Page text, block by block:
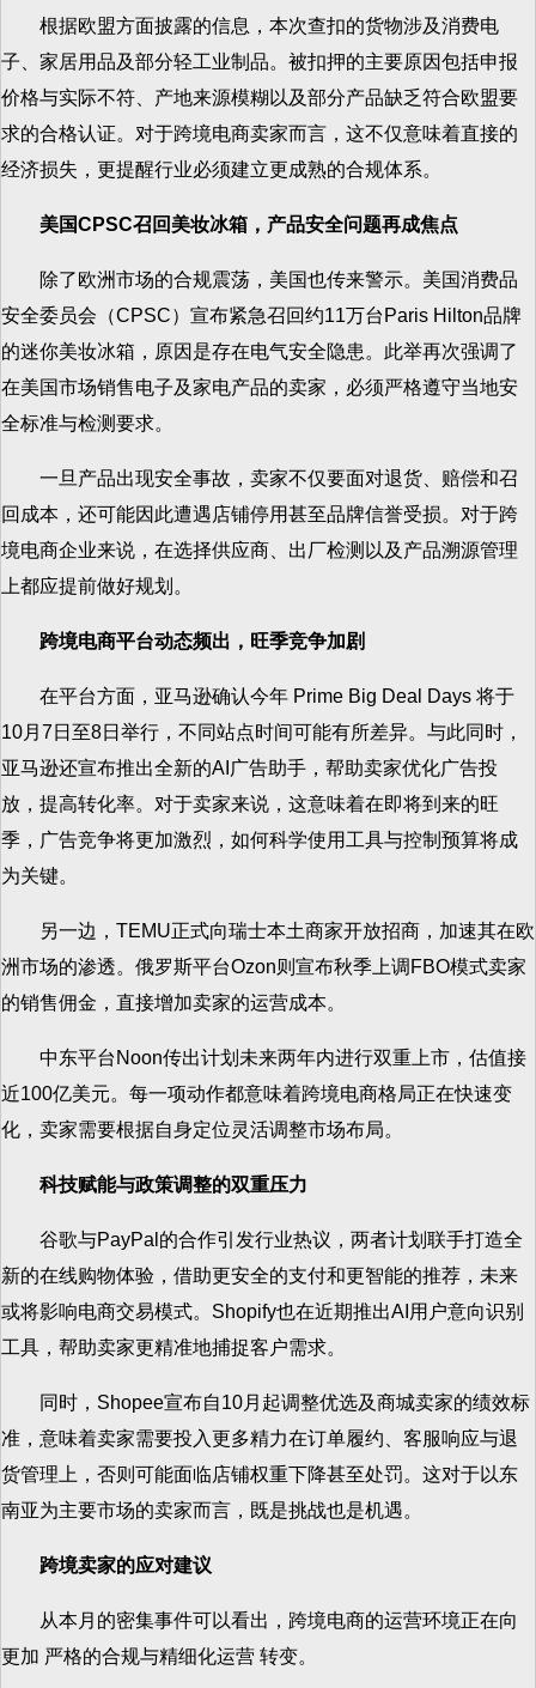
根据欧盟方面披露的信息，本次查扣的货物涉及消费电
子、家居用品及部分轻工业制品。被扣押的主要原因包括申报
价格与实际不符、产地来源模糊以及部分产品缺乏符合欧盟要
求的合格认证。对于跨境电商卖家而言，这不仅意味着直接的
经济损失，更提醒行业必须建立更成熟的合规体系。
美国CPSC召回美妆冰箱，产品安全问题再成焦点
除了欧洲市场的合规震荡，美国也传来警示。美国消费品
安全委员会（CPSC）宣布紧急召回约11万台Paris Hilton品牌
的迷你美妆冰箱，原因是存在电气安全隐患。此举再次强调了
在美国市场销售电子及家电产品的卖家，必须严格遵守当地安
全标准与检测要求。
一旦产品出现安全事故，卖家不仅要面对退货、赔偿和召
回成本，还可能因此遭遇店铺停用甚至品牌信誉受损。对于跨
境电商企业来说，在选择供应商、出厂检测以及产品溯源管理
上都应提前做好规划。
跨境电商平台动态频出，旺季竞争加剧
在平台方面，亚马逊确认今年 Prime Big Deal Days 将于
10月7日至8日举行，不同站点时间可能有所差异。与此同时，
亚马逊还宣布推出全新的AI广告助手，帮助卖家优化广告投
放，提高转化率。对于卖家来说，这意味着在即将到来的旺
季，广告竞争将更加激烈，如何科学使用工具与控制预算将成
为关键。
另一边，TEMU正式向瑞士本土商家开放招商，加速其在欧
洲市场的渗透。俄罗斯平台Ozon则宣布秋季上调FBO模式卖家
的销售佣金，直接增加卖家的运营成本。
中东平台Noon传出计划未来两年内进行双重上市，估值接
近100亿美元。每一项动作都意味着跨境电商格局正在快速变
化，卖家需要根据自身定位灵活调整市场布局。
科技赋能与政策调整的双重压力
谷歌与PayPal的合作引发行业热议，两者计划联手打造全
新的在线购物体验，借助更安全的支付和更智能的推荐，未来
或将影响电商交易模式。Shopify也在近期推出AI用户意向识别
工具，帮助卖家更精准地捕捉客户需求。
同时，Shopee宣布自10月起调整优选及商城卖家的绩效标
准，意味着卖家需要投入更多精力在订单履约、客服响应与退
货管理上，否则可能面临店铺权重下降甚至处罚。这对于以东
南亚为主要市场的卖家而言，既是挑战也是机遇。
跨境卖家的应对建议
从本月的密集事件可以看出，跨境电商的运营环境正在向
更加 严格的合规与精细化运营 转变。